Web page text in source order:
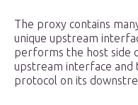
The proxy contains
unique upstream
performs the host side
upstream interface and
protocol on its